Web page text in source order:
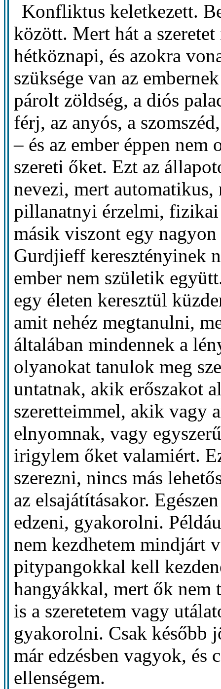
Konfliktus keletkezett.
között. Mert hát a
hétköznapi, és azokra
szüksége van az
párolt zöldség, a diós
férj, az anyós, a
– és az ember éppen
szereti őket. Ezt az
nevezi, mert
pillanatnyi érzelmi,
másik viszont egy
Gurdjieff keresztényinek
ember nem születik
egy életen keresztül
amit nehéz megtanulni,
általában mindennek a
olyanokat tanulok meg
untatnak, akik erőszakot
szeretteimmel, akik vagy
elnyomnak, vagy
irigylem őket valamiért.
szerezni, nincs más
az elsajátításakor.
edzeni, gyakorolni.
nem kezdhetem mindjárt
pitypangokkal kell
hangyákkal, mert ők nem
is a szeretetem vagy
gyakorolni. Csak később
már edzésben vagyok, és
ellenségem.